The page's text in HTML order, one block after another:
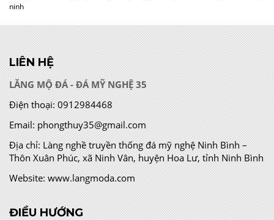
ninh
LIÊN HỆ
LĂNG MỘ ĐÁ - ĐÁ MỸ NGHỆ 35
Điện thoại: 0912984468
Email: phongthuy35@gmail.com
Địa chỉ:Làng nghề truyền thống đá mỹ nghệ Ninh Bình –
Thôn Xuân Phúc, xã Ninh Vân, huyện Hoa Lư, tỉnh Ninh Bình
Website: www.langmoda.com
ĐIỀU HƯỚNG